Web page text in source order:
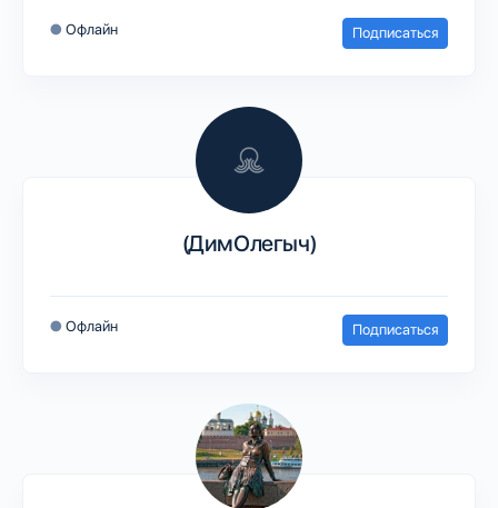
● Офлайн Подписаться
(ДимОлегыч)
● Офлайн Подписаться